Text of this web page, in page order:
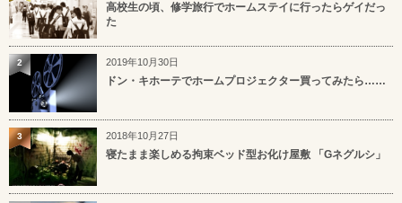
高校生の頃、修学旅行でホームステイに行ったらゲイだっ
た
2019年10月30日
ドン・キホーテでホームプロジェクター買ってみたら……
2
2018年10月27日
寝たまま楽しめる拘束ベッド型お化け屋敷 「Gネグルシ」
3